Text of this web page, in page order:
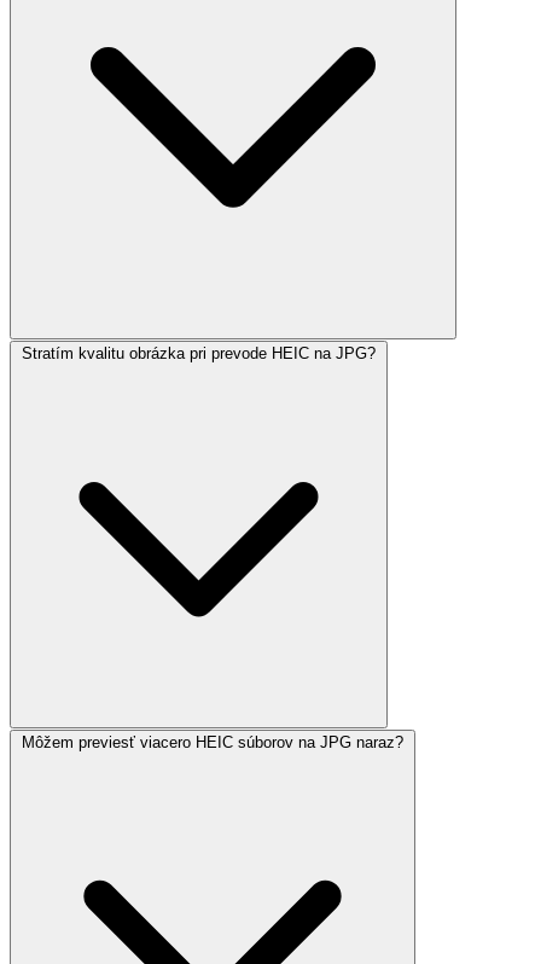
Stratím kvalitu obrázka pri prevode HEIC na JPG?
Môžem previesť viacero HEIC súborov na JPG naraz?